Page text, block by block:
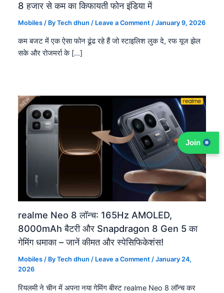
8 हजार से कम का किफायती फोन इंडिया में
Mobiles / ByTech dhun / Leave a Comment /January 9, 2026
कम बजट में एक ऐसा फोन ढूंढ रहे हैं जो स्टाइलिश लुक दे, रफ यूज झेल
सके और रोजमर्रा के […]
realme Neo 8 लॉन्च: 165Hz AMOLED,
8000mAh बैटरी और Snapdragon 8 Gen 5 का
गेमिंग धमाका – जानें कीमत और स्पेसिफिकेशंस!
Mobiles / ByTech dhun/ Leave a Comment /January 24,
2026
रियलमी ने चीन में अपना नया गेमिंग बीस्ट realme Neo 8 लॉन्च कर
Join